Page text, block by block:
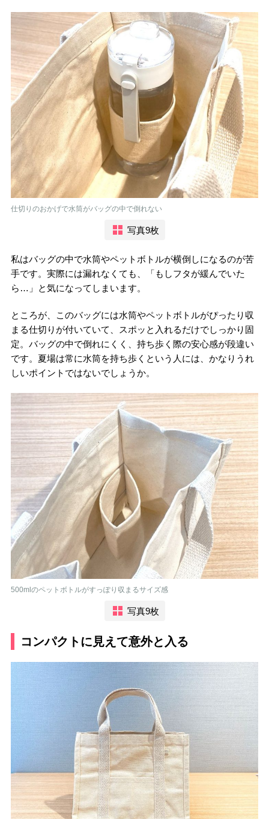
仕切りのおかげで水筒がバッグの中で倒れない
写真9枚
私はバッグの中で水筒やペットボトルが横倒しになるのが苦
手です。実際には漏れなくても、「もしフタが緩んでいた
ら…」と気になってしまいます。
ところが、このバッグには水筒やペットボトルがぴったり収
まる仕切りが付いていて、スポッと入れるだけでしっかり固
定。バッグの中で倒れにくく、持ち歩く際の安心感が段違い
です。夏場は常に水筒を持ち歩くという人には、かなりうれ
しいポイントではないでしょうか。
500mlのペットボトルがすっぽり収まるサイズ感
写真9枚
コンパクトに見えて意外と入る